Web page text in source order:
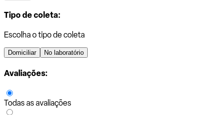
Tipo de coleta:
Escolha o tipo de coleta
Domiciliar No laboratório
Avaliações:
Todas as avaliações